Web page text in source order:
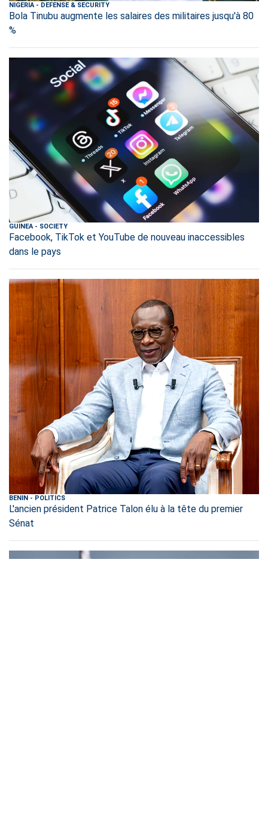
NIGERIA- DEFENSE & SECURITY
Bola Tinubu augmente les salaires des militaires jusqu'à 80
%
GUINEA- SOCIETY
Facebook, TikTok et YouTube de nouveau inaccessibles
dans le pays
BENIN - POLITICS
L'ancien président Patrice Talon élu à la tête du premier
Sénat